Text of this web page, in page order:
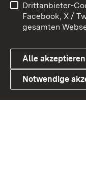
Link zum
Datenschutz
Drittanbieter-
Facebook, X /
gesamten
Alle akzeptieren
Notwendige